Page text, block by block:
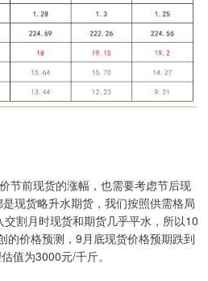
前现货的涨幅，也需要考虑节后现
现货略升水期货，我们按照供需格局
割月时现货和期货几乎平水，所以10
的价格预测，9月底现货价格预期跌到
值为3000元/千斤。